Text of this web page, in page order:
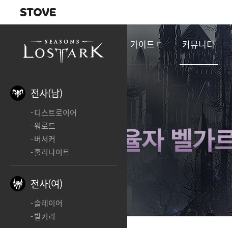
새소식 게임정보 가이드 커뮤니티
전사(남)
디스트로이어
워로드
버서커
홀리나이트
전사(여)
슬레이어
발키리